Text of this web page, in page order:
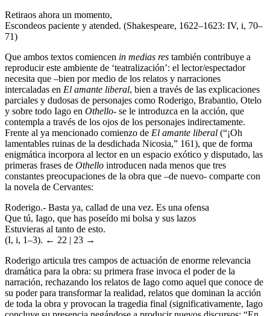
Retiraos ahora un momento,
Escondeos paciente y atended. (Shakespeare, 1622–1623: IV, i, 70–
71)
Que ambos textos comiencen in medias res también contribuye a
reproducir este ambiente de ‘teatralización’: el lector/espectador
necesita que –bien por medio de los relatos y narraciones
intercaladas en El amante liberal, bien a través de las explicaciones
parciales y dudosas de personajes como Roderigo, Brabantio, Otelo
y sobre todo Iago en Othello- se le introduzca en la acción, que
contempla a través de los ojos de los personajes indirectamente.
Frente al ya mencionado comienzo de El amante liberal (“¡Oh
lamentables ruinas de la desdichada Nicosia,” 161), que de forma
enigmática incorpora al lector en un espacio exótico y disputado, las
primeras frases de Othello introducen nada menos que tres
constantes preocupaciones de la obra que –de nuevo- comparte con
la novela de Cervantes:
Roderigo.- Basta ya, callad de una vez. Es una ofensa
Que tú, Iago, que has poseído mi bolsa y sus lazos
Estuvieras al tanto de esto.
(I, i, 1–3). ← 22 | 23 →
Roderigo articula tres campos de actuación de enorme relevancia
dramática para la obra: su primera frase invoca el poder de la
narración, rechazando los relatos de Iago como aquel que conoce de
su poder para transformar la realidad, relatos que dominan la acción
de toda la obra y provocan la tragedia final (significativamente, Iago